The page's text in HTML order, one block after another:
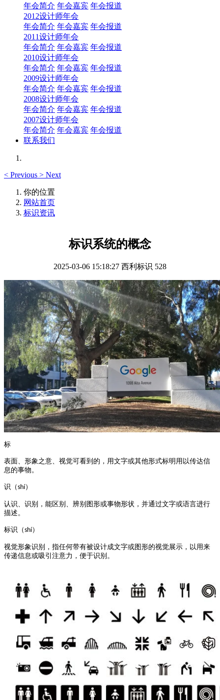
年会简介 年会嘉宾 年会报道
2012设计师年会
年会简介 年会嘉宾 年会报道
2011设计师年会
年会简介 年会嘉宾 年会报道
2010设计师年会
年会简介 年会嘉宾 年会报道
2009设计师年会
年会简介 年会嘉宾 年会报道
2008设计师年会
年会简介 年会嘉宾 年会报道
2007设计师年会
年会简介 年会嘉宾 年会报道
联系我们
< Previous > Next
你的位置
网站首页
标识资讯
标识系统的概念
2025-03-06 15:18:27 西利标识 528
标
表面、形象之意、视觉可看到的，用文字或其他形式标明用以传达信
息的事物。
识（shí）
认识、识别，能区别、辨别图形或事物形状，并通过文字或语言进行
描述。
标识（shí）
视觉形象识别，指任何带有被设计成文字或图形的视觉展示，以用来
传递信息或吸引注意力，便于识别。